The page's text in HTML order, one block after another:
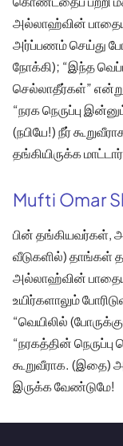
அல்லாஹ்வின்
அர்ப்பணம் செய்து
நோக்கி); “இந்த
செல்லாதீர்கள்”
“நரக நெருப்பு
(நபியே!) நீர்
தங்கியிருக்க
Mufti Omar
பின் தங்கியவர்கள்,
வீடுகளில்) தாங்கள்
அல்லாஹ்வின்
உயிர்களாலும்
“வெயிலில்
“நரகத்தின்
கூறுவீராக. (இதை)
இருக்க வேண்டுமே!